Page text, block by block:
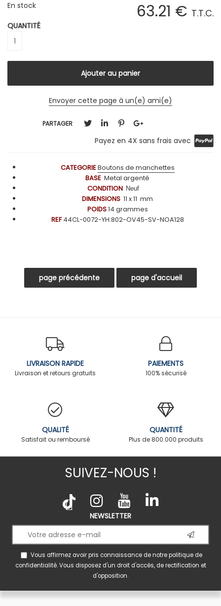
63.21 € T.T.C.
En stock
QUANTITÉ
Envoyer cette page à un(e) ami(e)
PARTAGER
Payez en 4X sans frais avec
CATEGORIEBoutons de manchettes
BASE Metal argenté
CONDITION Neuf
DIMENSIONS 11 x 11 mm
POIDS14 grammes
REF44CL-0072-YH.802-OV45-SV-NOA128
LIVRAISON RAPIDE
Livraison et retours gratuits
PAIEMENTS
100% sécurisé
QUALITÉ
Satisfait ou remboursé
QUANTITÉ
Plus de 800.000 produits
SUIVEZ-NOUS !
NEWSLETTER
Vous affirmez avoir pris connaissance de notrepolitique de
confidentialité. Vous disposez d'un droit d'accès, de rectification et
d'opposition.